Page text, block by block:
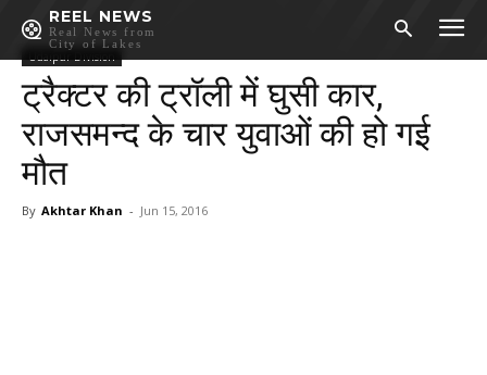
REEL NEWS
Real News from
City of Lakes
Udaipur Division
ट्रैक्टर की ट्रॉली में घुसी कार,
राजसमन्द के चार युवाओं की हो गई
मौत
By Akhtar Khan - Jun 15, 2016